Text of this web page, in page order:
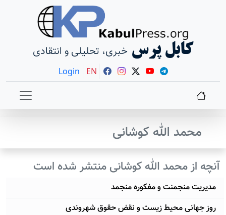
کابل پرس خبری، تحلیلی و انتقادی
Login EN
محمد الله کوشانی
آنچه از محمد الله کوشانی منتشر شده است
مدیریت منجمنت و مفکوره منجمد
روز جهانی محیط زیست و نقض حقوق شهروندی